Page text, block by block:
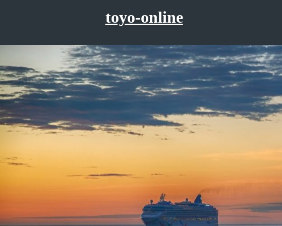
へ
ス
キ
ッ
プ
toyo-online